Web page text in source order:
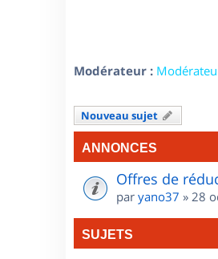
Modérateur :
Nouveau sujet
ANNONCES
Offres de
par yano37 » 28
SUJETS